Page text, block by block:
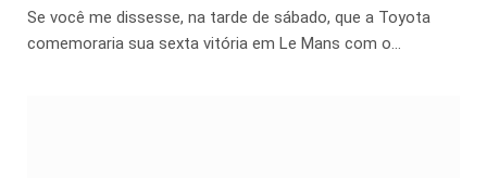
Se você me dissesse, na tarde de sábado, que a Toyota
comemoraria sua sexta vitória em Le Mans com o…